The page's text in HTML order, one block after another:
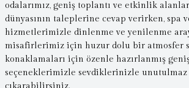
odalarımız, geniş toplantı ve etkinlik
dünyasının taleplerine cevap verirken, spa
hizmetlerimizle dinlenme ve yenilenme
misafirlerimiz için huzur dolu bir atmosfer
konaklamaları için özenle hazırlanmış
seçeneklerimizle sevdiklerinizle unutulmaz